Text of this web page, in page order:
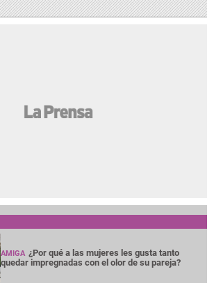
AMIGA ¿Por qué a las mujeres les gusta tanto
quedar impregnadas con el olor de su pareja?